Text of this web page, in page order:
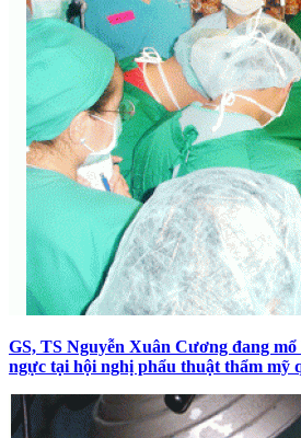
GS, TS Nguyễn Xuân Cương đang
ngực tại hội nghị phẩu thuật thẩm mỹ